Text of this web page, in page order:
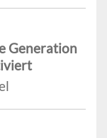
Generation